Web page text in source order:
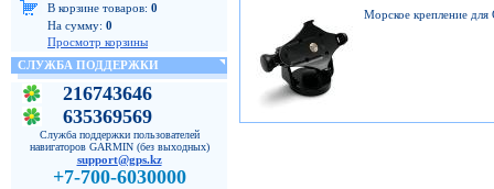
В корзине товаров: 0
На сумму: 0
Просмотр корзины
СЛУЖБА ПОДДЕРЖКИ
216743646
635369569
Служба поддержки пользователей
навигаторов GARMIN (без выходных)
support@gps.kz
+7-700-6030000
Морское крепление